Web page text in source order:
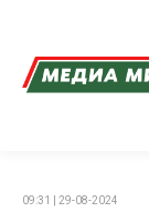
09:31 | 29-08-2024